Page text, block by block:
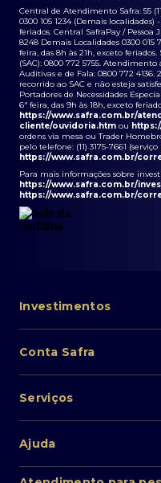
Central de Atendimento Safra: 55
0300 105 1234 (Demais localidades)
feriados. Central SafraPay / Pessoa
8248 Demais Localidades 0300
feira, das 8h às 21h, exceto
(SAC): 0800 772 5755. Atendimento
Auditivas e de Fala: 0800 772
recorrido ao SAC e não esteja
Portadores de Necessidades
6ª feira, das 9h às 18h, exceto
https://www.safra.com.br/
cliente/ouvidoria.htm ou
ordens via mesa ou Trader
pelo telefone: (11) 3175-7661
https://www.safra.com.br/
Para mais informações sobre
https://www.safra.com.br/
https://www.safra.com.br/
Investimentos
Lista de fundos de
Private Banking
Renda fixa
Conta Safra
Pessoa Física
Cartões
Empréstimos e
Serviços
Perda/roubo de celular
Ajuda
Atendimento ao cliente